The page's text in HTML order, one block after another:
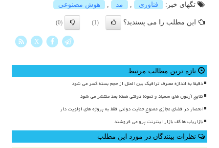
تگهای خبر:
فناوری مد هوش مصنوعی
این مطلب را می پسندید؟ (1)
(0)
X
تازه ترین مطالب مرتبط
دقیقا به اندازه مصرف ترافیک بین الملل از حجم بسته کسر می شود
نتایج آزمون های سمپاد و نمونه دولتی هفته بعد منتشر می شود
انحصار در فضای مجازی ممنوع حمایت دولتی فقط به پروژه های اولویت دار
بازاریاب ها کف بازار اینترنت پرو می فروشند
نظرات بینندگان در مورد این مطلب